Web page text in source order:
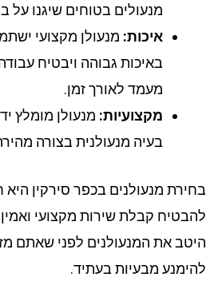
מנעולים בטוחים שיגנו על
איכות:מנעולן מקצועי ישתמש
באיכות גבוהה ויבטיח עבודה
מעמד לאורך זמן.
מקצועיות:מנעולן מומלץ ידע
בעיה מנעולנית בצורה מהירה
מנעולנים בכפר סירקין היא
קבלת שירות מקצועי ואמין.
את המנעולנים לפני שאתם
מבעיות בעתיד.